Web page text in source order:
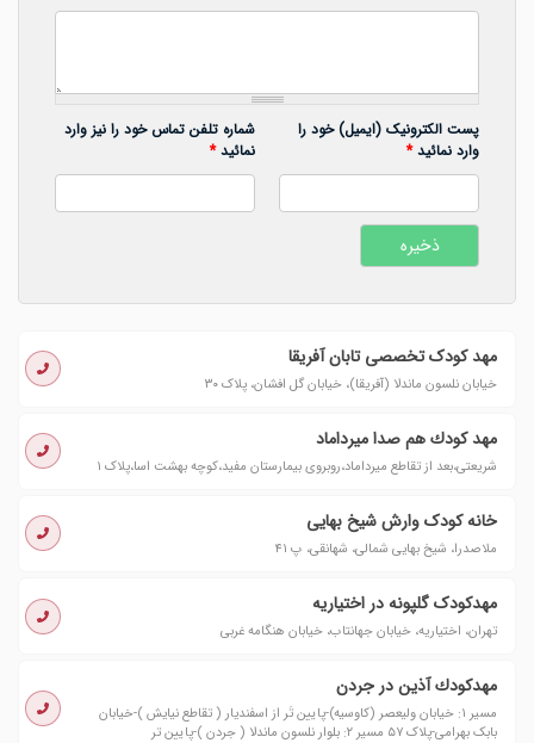
پست الکترونیک (ایمیل) خود را
وارد نمائید*
شماره تلفن تماس خود را نیز وارد
نمائید*
مهد کودک تخصصی تابان آفریقا
خیابان نلسون ماندلا (آفریقا)، خیابان گل افشان، پلاک ۳۰
مهد كودك هم صدا میرداماد
شریعتی،بعد از تقاطع میرداماد،روبروی بیمارستان مفید،کوچه بهشت اسا،پلاک ١
خانه کودک وارش شیخ بهایی
ملاصدرا، شیخ بهایی شمالی، شهانقی، پ ۴۱
مهدکودک گلپونه در اختیاریه
تهران، اختیاریه، خیابان جهانتاب، خیابان هنگامه غربی
مهدكودك آذین در جردن
مسیر ١: خیابان ولیعصر (کاوسیه)-پایین تَر از اسفندیار ( تقاطع نیایش )-خیابان
بابک بهرامی-پلاک ٥٧ مسیر ٢: بلوار نلسون ماندلا ( جردن )-پایین تر